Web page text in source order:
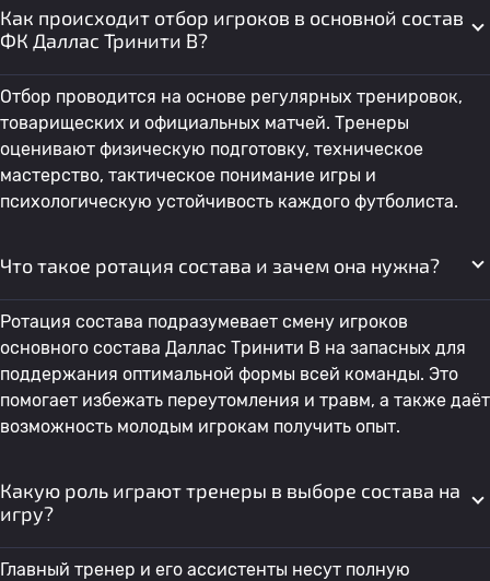
Как происходит отбор игроков в основной состав
ФК Даллас Тринити В?
Отбор проводится на основе регулярных тренировок,
товарищеских и официальных матчей. Тренеры
оценивают физическую подготовку, техническое
мастерство, тактическое понимание игры и
психологическую устойчивость каждого футболиста.
Что такое ротация состава и зачем она нужна?
Ротация состава подразумевает смену игроков
основного состава Даллас Тринити В на запасных для
поддержания оптимальной формы всей команды. Это
помогает избежать переутомления и травм, а также даёт
возможность молодым игрокам получить опыт.
Какую роль играют тренеры в выборе состава на
игру?
Главный тренер и его ассистенты несут полную